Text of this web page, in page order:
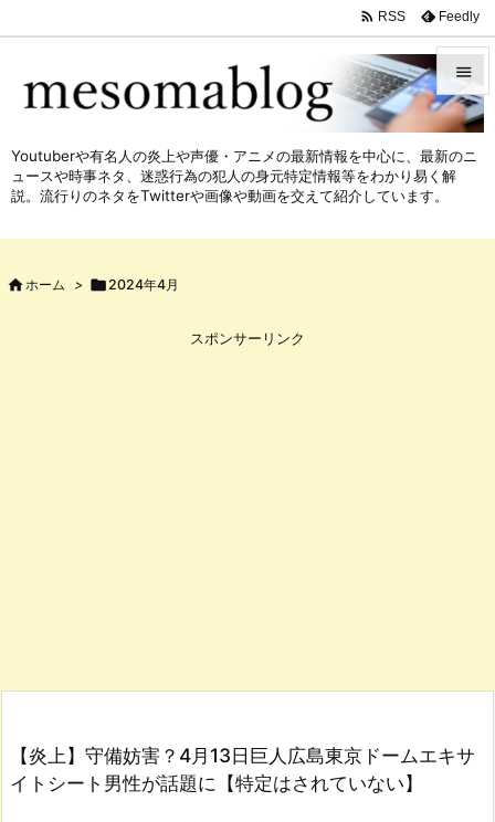



 RSS Feedly
Youtuberや有名人の炎上や声優・アニメの最新情報を中心に、最新のニ
ュースや時事ネタ、迷惑行為の犯人の身元特定情報等をわかり易く解
説。流行りのネタをTwitterや画像や動画を交えて紹介しています。
 ホーム >  2024年4月
スポンサーリンク
【炎上】守備妨害？4月13日巨人広島東京ドームエキサ
イトシート男性が話題に【特定はされていない】